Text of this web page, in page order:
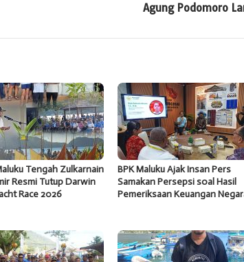
Agung Podomoro
Tengah Zulkarnain
Resmi Tutup Darwin
Race 2026
BPK Maluku Ajak Insan Pers
Samakan Persepsi soal Hasil
Pemeriksaan Keuangan